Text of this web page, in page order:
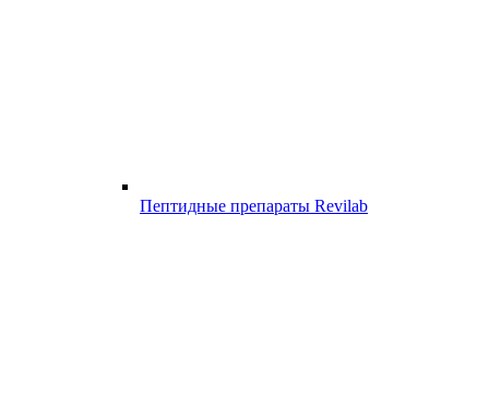
Пептидные препараты Revilab